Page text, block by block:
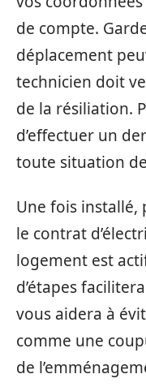
de compte.
déplacement
technicien doit
de la résiliation.
d’effectuer un
toute situation
Une fois installé,
le contrat
logement est
d’étapes
vous aidera à
comme une
de